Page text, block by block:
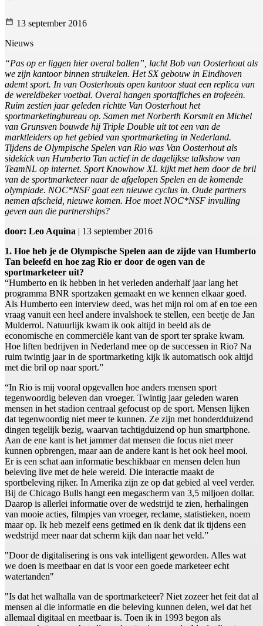
13 september 2016
Nieuws
“Pas op er liggen hier overal ballen”, lacht Bob van Oosterhout als
we zijn kantoor binnen struikelen. Het SX gebouw in Eindhoven
ademt sport. In van Oosterhouts open kantoor staat een replica van
de wereldbeker voetbal. Overal hangen sportaffiches en trofeeën.
Ruim zestien jaar geleden richtte Van Oosterhout het
sportmarketingbureau op. Samen met Norberth Korsmit en Michel
van Grunsven bouwde hij Triple Double uit tot een van de
marktleiders op het gebied van sportmarketing in Nederland.
Tijdens de Olympische Spelen van Rio was Van Oosterhout als
sidekick van Humberto Tan actief in de dagelijkse talkshow van
TeamNL op internet. Sport Knowhow XL kijkt met hem door de bril
van de sportmarketeer naar de afgelopen Spelen en de komende
olympiade. NOC*NSF gaat een nieuwe cyclus in. Oude partners
nemen afscheid, nieuwe komen. Hoe moet NOC*NSF invulling
geven aan die partnerships?
door: Leo Aquina | 13 september 2016
1. Hoe heb je de Olympische Spelen aan de zijde van Humberto
Tan beleefd en hoe zag Rio er door de ogen van de
sportmarketeer uit?
“Humberto en ik hebben in het verleden anderhalf jaar lang het
programma BNR sportzaken gemaakt en we kennen elkaar goed.
Als Humberto een interview deed, was het mijn rol om af en toe een
vraag vanuit een heel andere invalshoek te stellen, een beetje de Jan
Mulderrol. Natuurlijk kwam ik ook altijd in beeld als de
economische en commerciële kant van de sport ter sprake kwam.
Hoe liften bedrijven in Nederland mee op de successen in Rio? Na
ruim twintig jaar in de sportmarketing kijk ik automatisch ook altijd
met die bril op naar sport.”
“In Rio is mij vooral opgevallen hoe anders mensen sport
tegenwoordig beleven dan vroeger. Twintig jaar geleden waren
mensen in het stadion centraal gefocust op de sport. Mensen lijken
dat tegenwoordig niet meer te kunnen. Ze zijn met honderdduizend
dingen tegelijk bezig, waarvan tachtigduizend op hun smartphone.
Aan de ene kant is het jammer dat mensen die focus niet meer
kunnen opbrengen, maar aan de andere kant is het ook heel mooi.
Er is een schat aan informatie beschikbaar en mensen delen hun
beleving live met de hele wereld. Die interactie maakt de
sportbeleving rijker. In Amerika zijn ze op dat gebied al veel verder.
Bij de Chicago Bulls hangt een megascherm van 3,5 miljoen dollar.
Daarop is allerlei informatie over de wedstrijd te zien, herhalingen
van mooie acties, filmpjes van vroeger, reclame, statistieken, noem
maar op. Ik heb mezelf eens getimed en ik denk dat ik tijdens een
wedstrijd meer naar dat scherm kijk dan naar het veld.”
"Door de digitalisering is ons vak intelligent geworden. Alles wat
we doen is meetbaar en dat is voor een goede marketeer echt
watertanden"
"Is dat het walhalla van de sportmarketeer? Niet zozeer het feit dat al
mensen al die informatie en die beleving kunnen delen, wel dat het
allemaal digitaal en meetbaar is. Toen ik in 1993 begon als